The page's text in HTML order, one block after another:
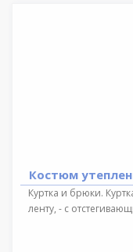
Костюм
Куртка и брюки.
ленту, - с